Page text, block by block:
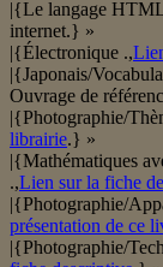
|{Le langage
internet.} »
|{Électronique .,
|{Japonais/
Ouvrage de
|{Photographie/
librairie.} »
|{Mathématiques
.,Lien sur la fiche
|{Photographie/
présentation de ce
|{Photographie/